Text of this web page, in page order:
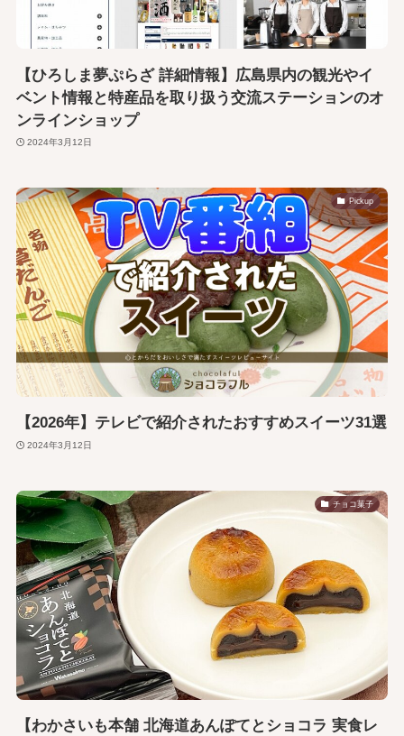
【ひろしま夢ぷらざ 詳細情報】広島県内の観光やイ
ベント情報と特産品を取り扱う交流ステーションのオ
ンラインショップ
2024年3月12日
Pickup
【2026年】テレビで紹介されたおすすめスイーツ31選
2024年3月12日
チョコ菓子
【わかさいも本舗 北海道あんぽてとショコラ 実食レ